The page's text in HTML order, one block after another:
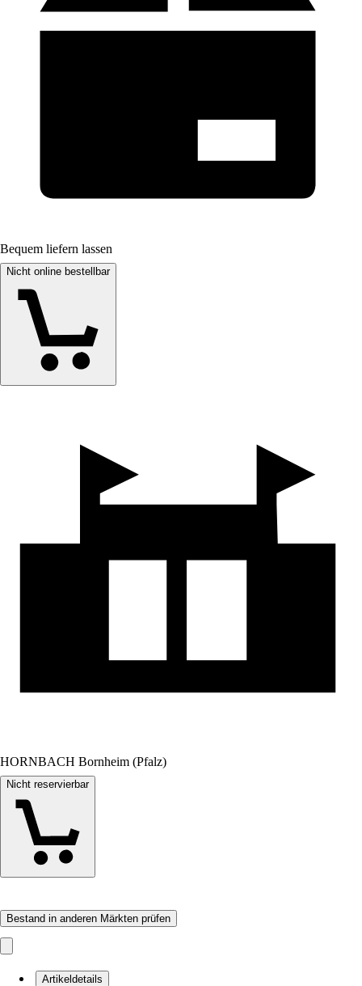
Bequem liefern lassen
Nicht online bestellbar
HORNBACH Bornheim (Pfalz)
Nicht reservierbar
Bestand in anderen Märkten prüfen
Artikeldetails